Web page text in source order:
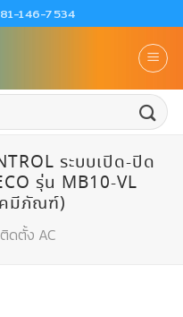
146-7534
ระบบเปิด-ปิด
รุ่น MB10-VL
คมีภัณฑ์​)
ดตั้ง AC